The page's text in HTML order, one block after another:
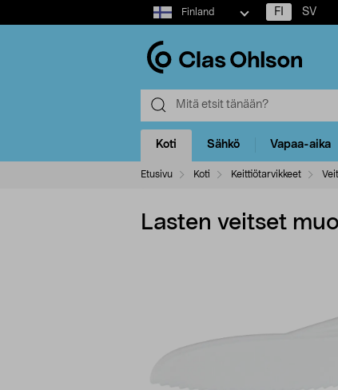
Select
market
Finland FI SV
Koti Sähkö Vapaa-aika
Etusivu Koti Keittiötarvikkeet
Lasten veitset